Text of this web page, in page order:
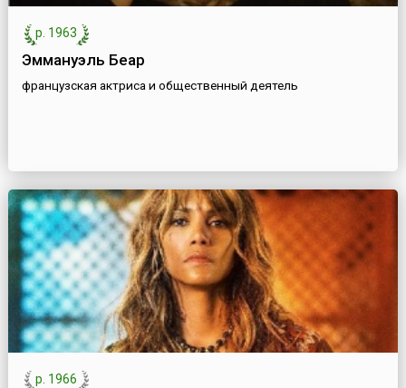
р. 1963
Эммануэль Беар
французская актриса и общественный деятель
р. 1966